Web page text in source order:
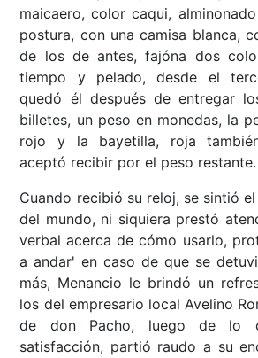
maicaero, color caqui,
postura, con una camisa blanca,
de los de antes, fajóna dos
tiempo y pelado, desde el
quedó él después de entregar
billetes, un peso en monedas, la
rojo y la bayetilla, roja
aceptó recibir por el peso restante.
Cuando recibió su reloj, se sintió
del mundo, ni siquiera prestó
verbal acerca de cómo usarlo,
a andar' en caso de que se
más, Menancio le brindó un
los del empresario local Avelino
de don Pacho, luego de lo
satisfacción, partió raudo a su